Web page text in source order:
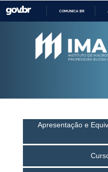
COMUNICA BR
Apresentação e